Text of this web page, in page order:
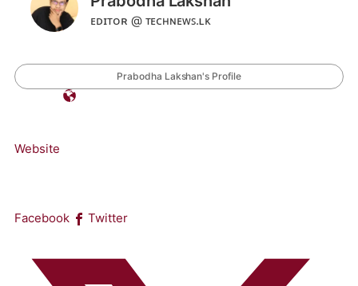
ᴇᴅɪᴛᴏʀ @ ᴛᴇᴄʜɴᴇᴡꜱ.ʟᴋ
Prabodha Lakshan's Profile
Website
Facebook Twitter